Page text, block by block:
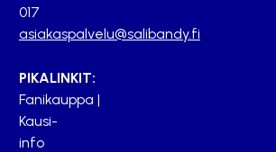
017
asiakaspalvelu@salibandy.fi
PIKALINKIT:
Fanikauppa |
Kausi-
info